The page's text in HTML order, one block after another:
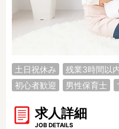
土日祝休み 残業3時間以
初心者歓迎
男性保育士
求人詳細
JOB DETAILS
放課後児童支援員
栄養士
施設形態
公立保育園
認定こども園